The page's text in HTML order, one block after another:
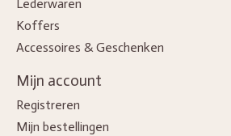
Lederwaren
Koffers
Accessoires & Geschenken
Mijn account
Registreren
Mijn bestellingen